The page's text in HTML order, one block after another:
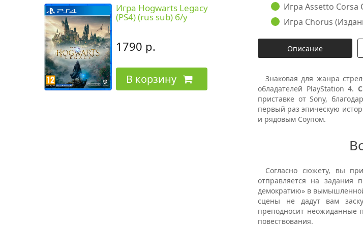
Игра Hogwarts Legacy
(PS4) (rus sub) б/у
1790 р.
В корзину
Игра Assetto Corsa
Игра Chorus
Описание
Знаковая для жанра
обладателей PlayStation 4.
приставке от Sony,
первый раз эпическую
и рядовым Соупом.
Согласно сюжету, вы
отправляется на
демократию» в
сцены не дадут вам
преподносит неожиданные
повествования.